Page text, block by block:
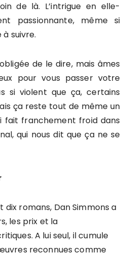
de là. L’intrigue en elle-
passionnante, même si
suivre.
de le dire, mais âmes
pour vous passer votre
si violent que ça, certains
ça reste tout de même un
fait franchement froid dans
qui nous dit que ça ne se
dix romans, Dan Simmons a
les prix et la
A lui seul, il cumule
reconnues comme